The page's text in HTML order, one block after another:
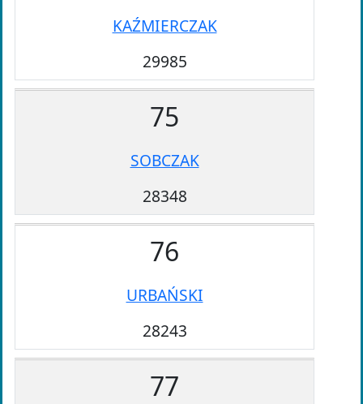
KAŹMIERCZAK
29985
75
SOBCZAK
28348
76
URBAŃSKI
28243
77